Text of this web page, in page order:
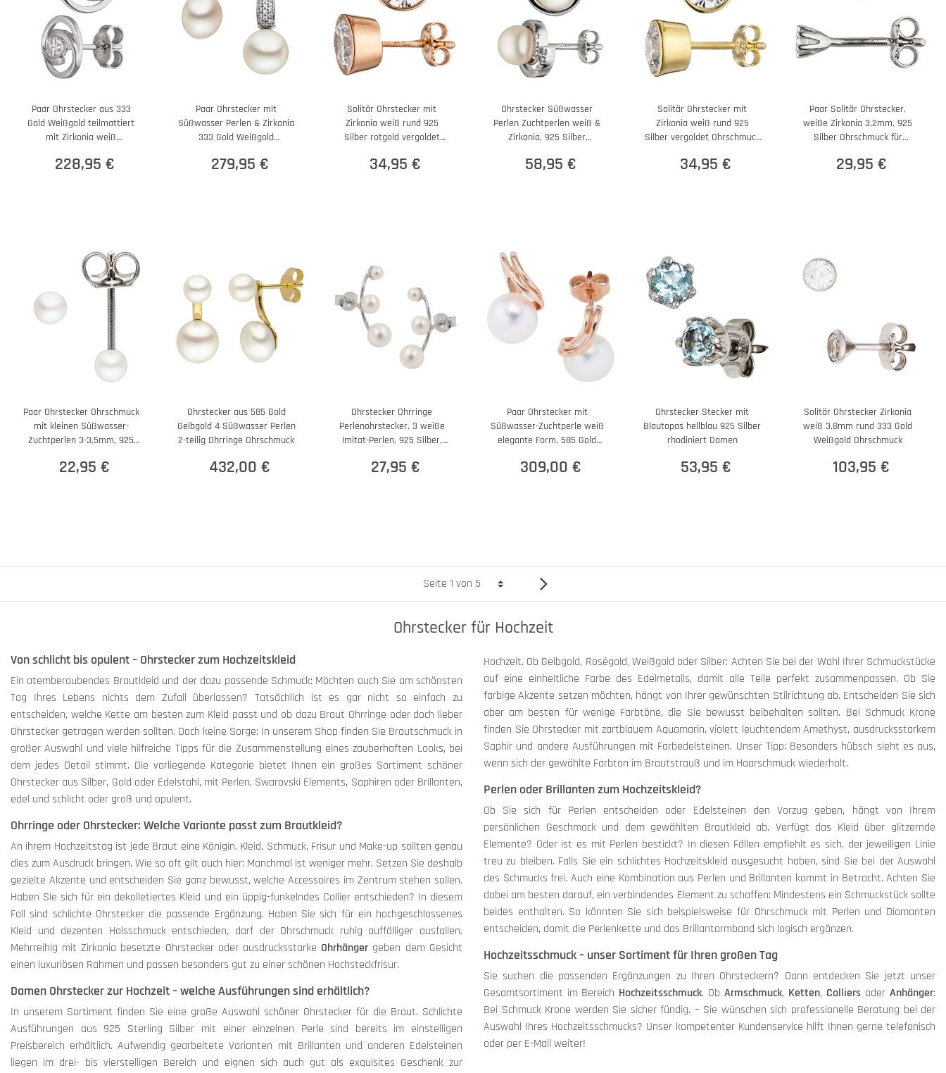
Paar Ohrstecker aus 333
Gold Weißgold teilmattiert
mit Zirkonia weiß
228,95 €
Paar Ohrstecker mit
Süßwasser Perlen & Zirkonia
333 Gold Weißgold
279,95 €
Solitär Ohrstecker mit
Zirkonia weiß rund 925
Silber rotgold vergoldet
34,95 €
Ohrstecker Süßwasser
Perlen Zuchtperlen weiß &
Zirkonia, 925 Silber
58,95 €
Solitär Ohrstecker mit
Zirkonia weiß rund 925
Silber vergoldet Ohrschmuck
34,95 €
Paar Solitär Ohrstecker,
weiße Zirkonia 3,2mm, 925
Silber Ohrschmuck für
29,95 €
Paar Ohrstecker Ohrschmuck
mit kleinen Süßwasser-
Zuchtperlen 3-3,5mm, 925
22,95 €
Ohrstecker aus 585 Gold
Gelbgold 4 Süßwasser Perlen
2-teilig Ohrringe Ohrschmuck
432,00 €
Ohrstecker Ohrringe
Perlenohrstecker, 3 weiße
Imitat-Perlen, 925 Silber,
27,95 €
Paar Ohrstecker mit
Süßwasser-Zuchtperle weiß
elegante Form, 585 Gold
309,00 €
Ohrstecker Stecker mit
Blautopas hellblau 925 Silber
rhodiniert Damen
53,95 €
Solitär Ohrstecker Zirkonia
weiß 3,8mm rund 333 Gold
Weißgold Ohrschmuck
103,95 €
Ohrstecker für Hochzeit
Von schlicht bis opulent – Ohrstecker zum Hochzeitskleid
Ein atemberaubendes Brautkleid und der dazu passende Schmuck: Möchten auch Sie am schönsten
Tag Ihres Lebens nichts dem Zufall überlassen? Tatsächlich ist es gar nicht so einfach zu
entscheiden, welche Kette am besten zum Kleid passt und ob dazu Braut Ohrringe oder doch lieber
Ohrstecker getragen werden sollten. Doch keine Sorge: In unserem Shop finden Sie Brautschmuck in
großer Auswahl und viele hilfreiche Tipps für die Zusammenstellung eines zauberhaften Looks, bei
dem jedes Detail stimmt. Die vorliegende Kategorie bietet Ihnen ein großes Sortiment schöner
Ohrstecker aus Silber, Gold oder Edelstahl, mit Perlen, Swarovski Elements, Saphiren oder Brillanten,
edel und schlicht oder groß und opulent.
Ohrringe oder Ohrstecker: Welche Variante passt zum Brautkleid?
An ihrem Hochzeitstag ist jede Braut eine Königin. Kleid, Schmuck, Frisur und Make-up sollten genau
dies zum Ausdruck bringen. Wie so oft gilt auch hier: Manchmal ist weniger mehr. Setzen Sie deshalb
gezielte Akzente und entscheiden Sie ganz bewusst, welche Accessoires im Zentrum stehen sollen.
Haben Sie sich für ein dekolletiertes Kleid und ein üppig-funkelndes Collier entschieden? In diesem
Fall sind schlichte Ohrstecker die passende Ergänzung. Haben Sie sich für ein hochgeschlossenes
Kleid und dezenten Halsschmuck entschieden, darf der Ohrschmuck ruhig auffälliger ausfallen.
Mehrreihig mit Zirkonia besetzte Ohrstecker oder ausdrucksstarke Ohrhänger geben dem Gesicht
einen luxuriösen Rahmen und passen besonders gut zu einer schönen Hochsteckfrisur.
Damen Ohrstecker zur Hochzeit – welche Ausführungen sind erhältlich?
In unserem Sortiment finden Sie eine große Auswahl schöner Ohrstecker für die Braut. Schlichte
Ausführungen aus 925 Sterling Silber mit einer einzelnen Perle sind bereits im einstelligen
Preisbereich erhältlich. Aufwendig gearbeitete Varianten mit Brillanten und anderen Edelsteinen
liegen im drei- bis vierstelligen Bereich und eignen sich auch gut als exquisites Geschenk zur
Hochzeit. Ob Gelbgold, Roségold, Weißgold oder Silber: Achten Sie bei der Wahl Ihrer Schmuckstücke
auf eine einheitliche Farbe des Edelmetalls, damit alle Teile perfekt zusammenpassen. Ob Sie
farbige Akzente setzen möchten, hängt von Ihrer gewünschten Stilrichtung ab. Entscheiden Sie sich
aber am besten für wenige Farbtöne, die Sie bewusst beibehalten sollten. Bei Schmuck Krone
finden Sie Ohrstecker mit zartblauem Aquamarin, violett leuchtendem Amethyst, ausdrucksstarkem
Saphir und andere Ausführungen mit Farbedelsteinen. Unser Tipp: Besonders hübsch sieht es aus,
wenn sich der gewählte Farbton im Brautstrauß und im Haarschmuck wiederholt.
Perlen oder Brillanten zum Hochzeitskleid?
Ob Sie sich für Perlen entscheiden oder Edelsteinen den Vorzug geben, hängt von Ihrem
persönlichen Geschmack und dem gewählten Brautkleid ab. Verfügt das Kleid über glitzernde
Elemente? Oder ist es mit Perlen bestickt? In diesen Fällen empfiehlt es sich, der jeweiligen Linie
treu zu bleiben. Falls Sie ein schlichtes Hochzeitskleid ausgesucht haben, sind Sie bei der Auswahl
des Schmucks frei. Auch eine Kombination aus Perlen und Brillanten kommt in Betracht. Achten Sie
dabei am besten darauf, ein verbindendes Element zu schaffen: Mindestens ein Schmuckstück sollte
beides enthalten. So könnten Sie sich beispielsweise für Ohrschmuck mit Perlen und Diamanten
entscheiden, damit die Perlenkette und das Brillantarmband sich logisch ergänzen.
Hochzeitsschmuck – unser Sortiment für Ihren großen Tag
Sie suchen die passenden Ergänzungen zu Ihren Ohrsteckern? Dann entdecken Sie jetzt unser
Gesamtsortiment im Bereich Hochzeitsschmuck. Ob Armschmuck, Ketten, Colliers oder Anhänger:
Bei Schmuck Krone werden Sie sicher fündig. – Sie wünschen sich professionelle Beratung bei der
Auswahl Ihres Hochzeitsschmucks? Unser kompetenter Kundenservice hilft Ihnen gerne telefonisch
oder per E-Mail weiter!